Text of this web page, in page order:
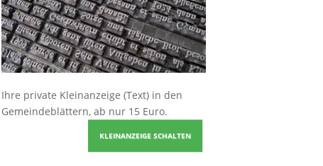
Ihre private Kleinanzeige (Text) in den
Gemeindeblättern, ab nur 15 Euro.
KLEINANZEIGE SCHALTEN